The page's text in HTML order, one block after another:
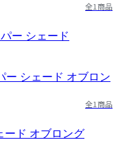
全1商品
ー シェード
全1商品
ード オブロング